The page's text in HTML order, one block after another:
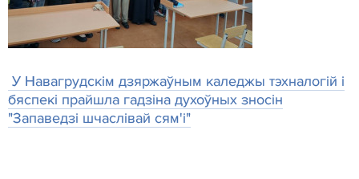
У Навагрудскім дзяржаўным каледжы тэхналогій і
бяспекі прайшла гадзіна духоўных зносін
"Запаведзі шчаслівай сям'і"